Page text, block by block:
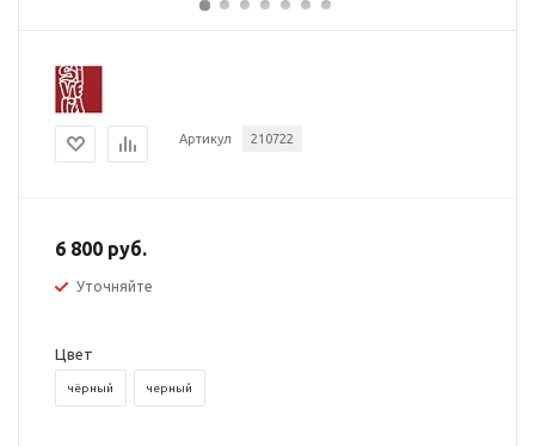
Артикул 210722
6 800 руб.
Уточняйте
Цвет
чёрный черный